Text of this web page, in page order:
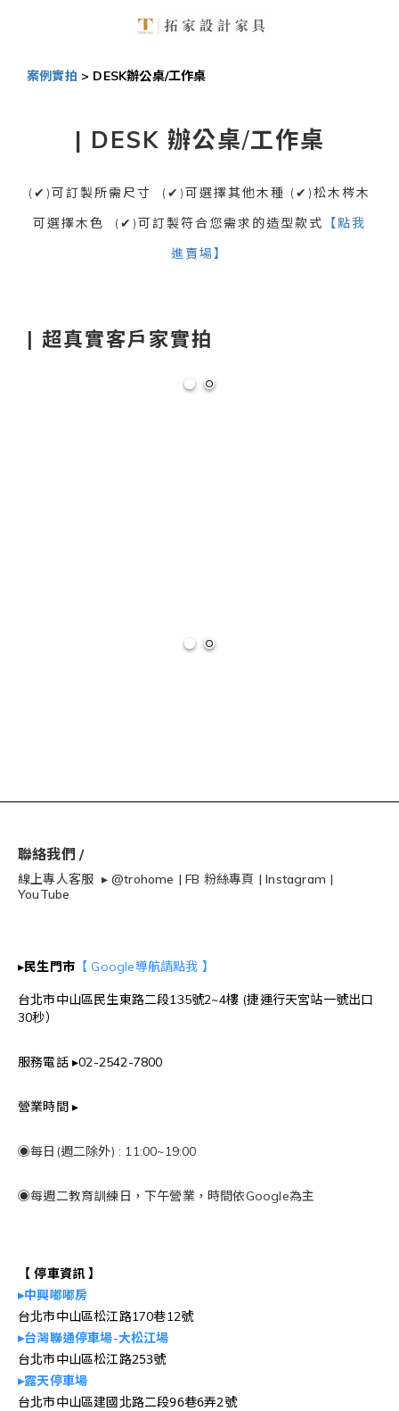
案例實拍 > DESK辦公桌/工作桌
| DESK 辦公桌/工作桌
(✔)可訂製所需尺寸 (✔)可選擇其他木種 (✔)松木梣木
可選擇木色 (✔)可訂製符合您需求的造型款式
【點我
進賣場】
| 超真實客戶家實拍
聯絡我們 /
線上專人客服 ▸ @trohome | FB 粉絲專頁 | Instagram |
YouTube
▸民生門市 【 Google導航請點我 】
台北市中山區民生東路二段135號2~4樓 (捷運行天宮站一號出口
30秒）
服務電話 ▸02-2542-7800
營業時間 ▸
◉每日(週二除外) : 11:00~19:00
◉每週二教育訓練日，下午營業，時間依Google為主
【 停車資訊 】
▸中興嘟嘟房
台北市中山區松江路170巷12號
▸台灣聯通停車場-大松江場
台北市中山區松江路253號
▸露天停車場
台北市中山區建國北路二段96巷6弄2號